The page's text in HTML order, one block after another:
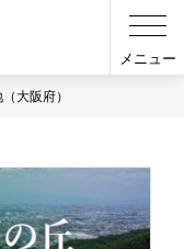
メニュー
大阪府）